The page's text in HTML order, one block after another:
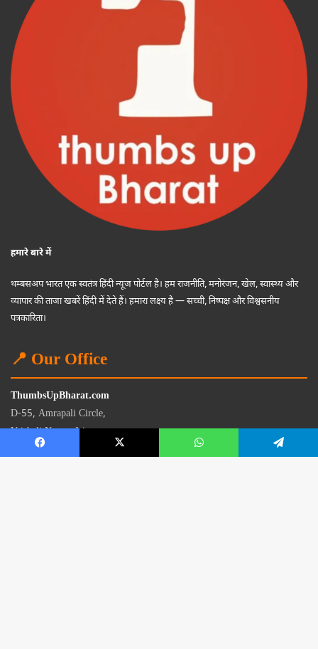
हमारे बारे में
थम्बसअप भारत एक स्वतंत्र हिंदी न्यूज पोर्टल है। हम राजनीति, मनोरंजन, खेल, स्वास्थ्य और
व्यापार की ताजा खबरें हिंदी में देते हैं। हमारा लक्ष्य है — सच्ची, निष्पक्ष और विश्वसनीय
पत्रकारिता।
📍 Our Office
ThumbsUpBharat.com
D-55, Amrapali Circle,
Vaishali Nagar, Jaipur
Rajasthan - 302021